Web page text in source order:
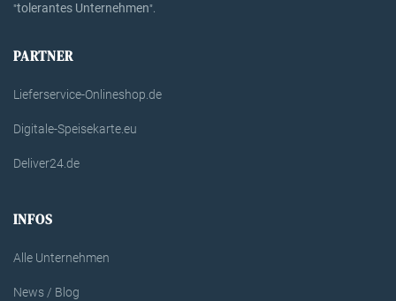
"tolerantes Unternehmen".
PARTNER
Lieferservice-Onlineshop.de
Digitale-Speisekarte.eu
Deliver24.de
INFOS
Alle Unternehmen
News / Blog